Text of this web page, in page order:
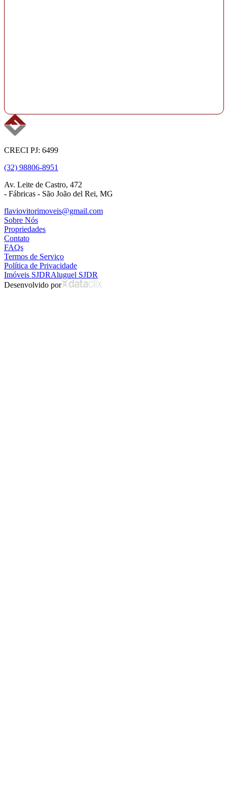
CRECI PJ: 6499
(32) 98806-8951
Av. Leite de Castro, 472
- Fábricas - São João del Rei, MG
flaviovitorimoveis@gmail.com
Sobre Nós
Propriedades
Contato
FAQs
Termos de Serviço
Política de Privacidade
Imóveis SJDRAluguel SJDR
Desenvolvido por